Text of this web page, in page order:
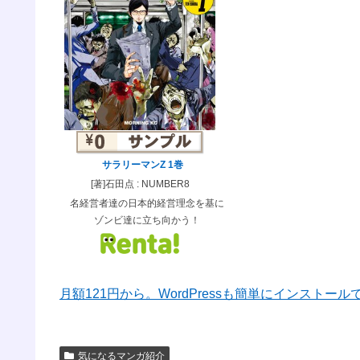
サラリーマンZ 1巻
[著]石田点 : NUMBER8
名経営者達の日本的経営理念を基に
ゾンビ達に立ち向かう！
月額121円から。WordPressも簡単にインストール
気になるマンガ紹介